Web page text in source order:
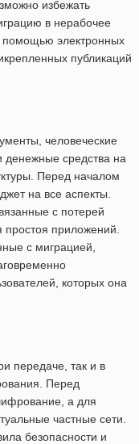
избежать
в нерабочее
помощью электронных
публикаций
человеческие
денежные средства на
Перед началом
на все аспекты.
с потерей
простоя приложений.
с миграцией,
которых она
передаче, так и в
Перед
а для
частные сети.
безопасности и